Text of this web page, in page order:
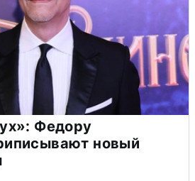
Федору
новый